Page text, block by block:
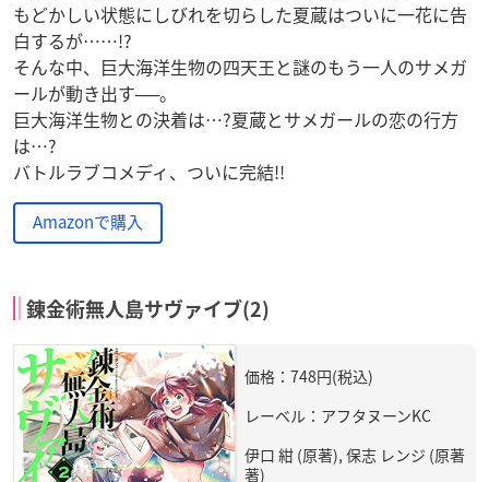
もどかしい状態にしびれを切らした夏蔵はついに一花に告
白するが……!?
そんな中、巨大海洋生物の四天王と謎のもう一人のサメガ
ールが動き出す──。
巨大海洋生物との決着は…?夏蔵とサメガールの恋の行方
は…?
バトルラブコメディ、ついに完結!!
Amazonで購入
錬金術無人島サヴァイブ(2)
価格：748円(税込)
レーベル：アフタヌーンKC
伊口 紺 (原著), 保志 レンジ (原著
著)